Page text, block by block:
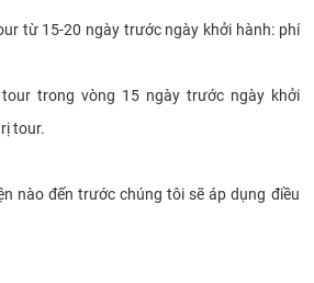
từ 15-20 ngày trước ngày khởi hành: phí
trong vòng 15 ngày trước ngày khởi
tour.
nào đến trước chúng tôi sẽ áp dụng điều